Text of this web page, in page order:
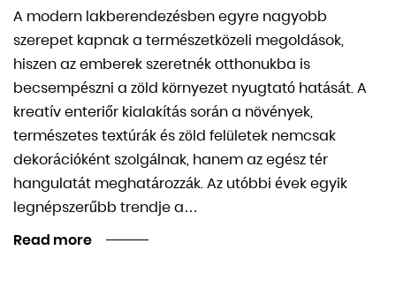
A modern lakberendezésben egyre nagyobb
szerepet kapnak a természetközeli megoldások,
hiszen az emberek szeretnék otthonukba is
becsempészni a zöld környezet nyugtató hatását. A
kreatív enteriőr kialakítás során a növények,
természetes textúrák és zöld felületek nemcsak
dekorációként szolgálnak, hanem az egész tér
hangulatát meghatározzák. Az utóbbi évek egyik
legnépszerűbb trendje a…
Read more